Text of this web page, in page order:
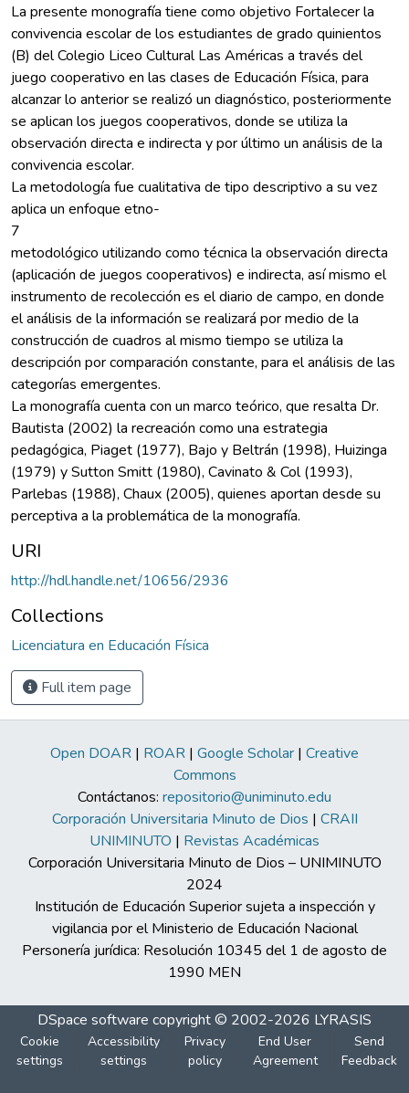
La presente monografía tiene como objetivo Fortalecer la
convivencia escolar de los estudiantes de grado quinientos
(B) del Colegio Liceo Cultural Las Américas a través del
juego cooperativo en las clases de Educación Física, para
alcanzar lo anterior se realizó un diagnóstico, posteriormente
se aplican los juegos cooperativos, donde se utiliza la
observación directa e indirecta y por último un análisis de la
convivencia escolar.
La metodología fue cualitativa de tipo descriptivo a su vez
aplica un enfoque etno-
7
metodológico utilizando como técnica la observación directa
(aplicación de juegos cooperativos) e indirecta, así mismo el
instrumento de recolección es el diario de campo, en donde
el análisis de la información se realizará por medio de la
construcción de cuadros al mismo tiempo se utiliza la
descripción por comparación constante, para el análisis de las
categorías emergentes.
La monografía cuenta con un marco teórico, que resalta Dr.
Bautista (2002) la recreación como una estrategia
pedagógica, Piaget (1977), Bajo y Beltrán (1998), Huizinga
(1979) y Sutton Smitt (1980), Cavinato & Col (1993),
Parlebas (1988), Chaux (2005), quienes aportan desde su
perceptiva a la problemática de la monografía.
URI
http://hdl.handle.net/10656/2936
Collections
Licenciatura en Educación Física
Full item page
Open DOAR | ROAR | Google Scholar | Creative
Commons
Contáctanos: repositorio@uniminuto.edu
Corporación Universitaria Minuto de Dios | CRAII
UNIMINUTO | Revistas Académicas
Corporación Universitaria Minuto de Dios – UNIMINUTO
2024
Institución de Educación Superior sujeta a inspección y
vigilancia por el Ministerio de Educación Nacional
Personería jurídica: Resolución 10345 del 1 de agosto de
1990 MEN
DSpace software copyright © 2002-2026 LYRASIS
Cookie
settings
Accessibility
settings
Privacy
policy
End User
Agreement
Send
Feedback